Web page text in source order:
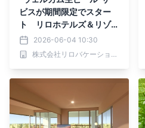
ビスが期間限定でスター
ト リロホテルズ＆リゾー
ツ複数施設にて｜2026年
6月30日まで
2026-06-04 10:30
株式会社リロバケーションズ